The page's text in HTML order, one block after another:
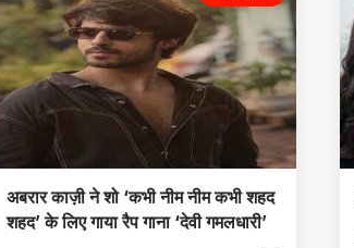
अबरार काज़ी ने शो ‘कभी नीम नीम कभी शहद
शहद’ के लिए गाया रैप गाना ‘देवी गमलधारी’